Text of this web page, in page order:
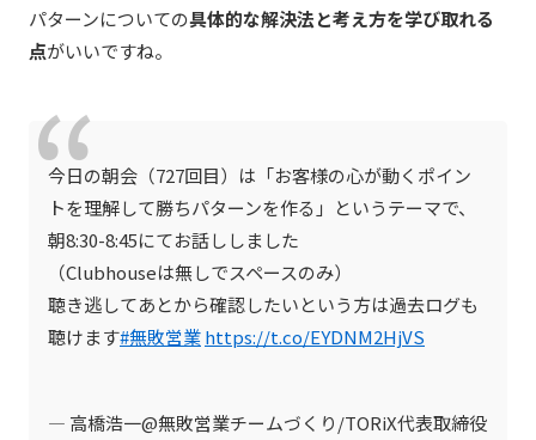
パターンについての具体的な解決法と考え方を学び取れる
点がいいですね。
今日の朝会（727回目）は「お客様の心が動くポイン
トを理解して勝ちパターンを作る」というテーマで、
朝8:30-8:45にてお話ししました
（Clubhouseは無しでスペースのみ）
聴き逃してあとから確認したいという方は過去ログも
聴けます#無敗営業https://t.co/EYDNM2HjVS
— 高橋浩一@無敗営業チームづくり/TORiX代表取締役